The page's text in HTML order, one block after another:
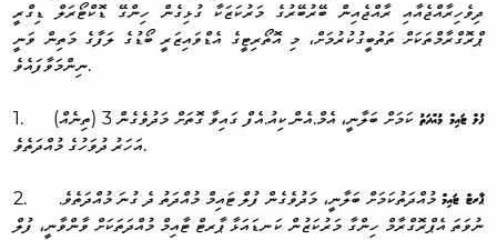
ދިވެހިރާއްޖެއާއި ރާއްޖެއިން ބޭރުބޭރުގެ މަރުކަޒަކާ ގުޅިގެން ހިންގޭ ޑޮކްޓޯރަލް ޑިގްރީ
ޕްރޮގްރާމްތަކަށް ތަތުބީގުކުރުމަށް، މި އޮތޯރިޓީގެ އެޑްވައިޒަރީ ބޯޑުގެ ލަފާގެ މަތިން ވަނީ
ނިންމަވާފައެވެ.
1. ފުލް ޓައިމް މުއްދަތު
ކަމަށް ބަލާނީ، އެމް.އެން.ކިއު.އެފް ގައިވާ ގޮތަށް މަދުވެގެން 3 (ތިނެއް)
އަހަރު ދުވަހުގެ މުއްދަތެވެ.
2. ޕާރޓް ޓައިމްމުއްދަތުކަމަށް ބަލާނީ، މަދުވެގެން ފުލް ޓައިމް މުއްދަތު ދެ ގުނަ މުއްދަތެވެ.
ނުވަތަ އެޕްރޮގްރާމް ހިންގާ މަރުކަޒުން ކަނޑައަޅާ ޕާރޓް ޓާއިމް މުއްދަތަކަށް ވާންވާނީ، ފުލް